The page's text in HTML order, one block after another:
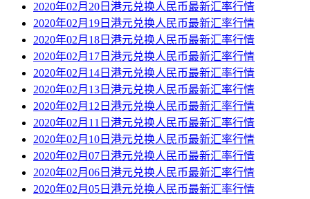
2020年02月20日港元兑换人民币最新汇率行情
2020年02月19日港元兑换人民币最新汇率行情
2020年02月18日港元兑换人民币最新汇率行情
2020年02月17日港元兑换人民币最新汇率行情
2020年02月14日港元兑换人民币最新汇率行情
2020年02月13日港元兑换人民币最新汇率行情
2020年02月12日港元兑换人民币最新汇率行情
2020年02月11日港元兑换人民币最新汇率行情
2020年02月10日港元兑换人民币最新汇率行情
2020年02月07日港元兑换人民币最新汇率行情
2020年02月06日港元兑换人民币最新汇率行情
2020年02月05日港元兑换人民币最新汇率行情